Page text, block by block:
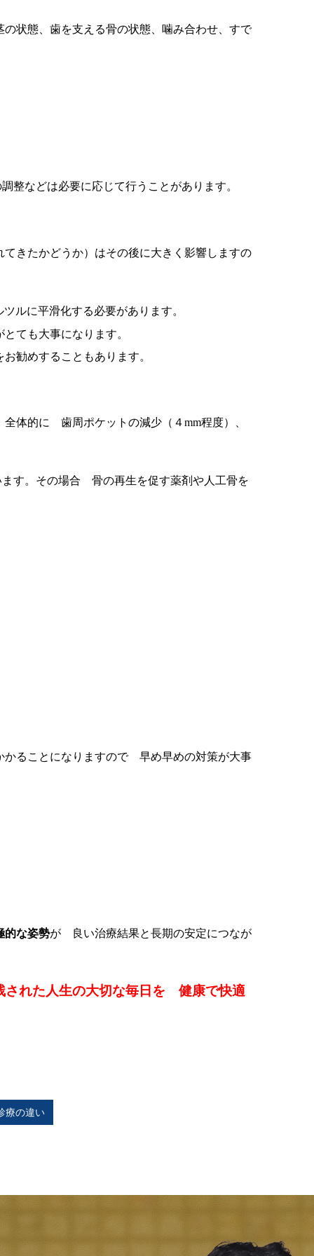
状態、歯を支える骨の状態、噛み合わせ、すで
などは必要に応じて行うことがあります。
きたかどうか）はその後に大きく影響しますの
ルに平滑化する必要があります。
ても大事になります。
勧めすることもあります。
体的に 歯周ポケットの減少（４mm程度）、
ます。その場合 骨の再生を促す薬剤や人工骨を
かることになりますので 早め早めの対策が大事
的な姿勢が 良い治療結果と長期の安定につなが
された人生の大切な毎日を 健康で快適
療の違い